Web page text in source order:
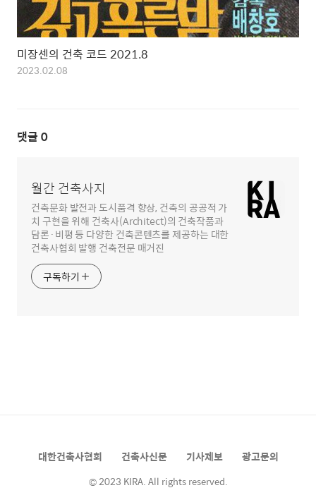
미장센의 건축 코드 2021.8
2023.02.08
댓글 0
월간 건축사지
건축문화 발전과 도시품격 향상, 건축의 공공적 가
치 구현을 위해 건축사(Architect)의 건축작품과
담론·비평 등 다양한 건축콘텐츠를 제공하는 대한
건축사협회 발행 건축전문 매거진
구독하기
대한건축사협회 건축사신문 기사제보 광고문의
© 2023 KIRA. All rights reserved.